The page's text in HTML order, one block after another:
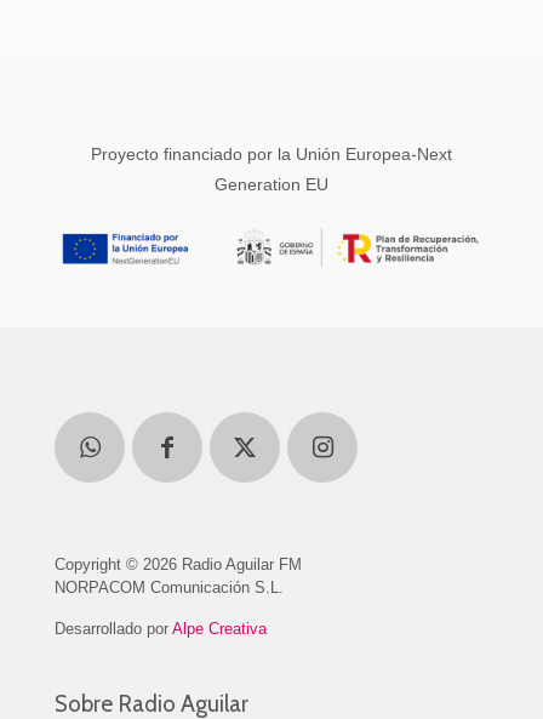
Proyecto financiado por la Unión Europea-Next
Generation EU
Copyright © 2026 Radio Aguilar FM
NORPACOM Comunicación S.L.
Desarrollado por Alpe Creativa
Sobre Radio Aguilar